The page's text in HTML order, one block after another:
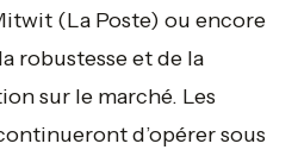
(La Poste) ou encore
robustesse et de la
sur le marché. Les
d’opérer sous